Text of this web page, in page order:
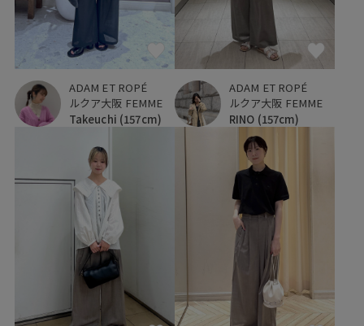
ADAM ET ROPÉ
ルクア大阪 FEMME
Takeuchi (157cm)
ADAM ET ROPÉ
ルクア大阪 FEMME
RINO (157cm)